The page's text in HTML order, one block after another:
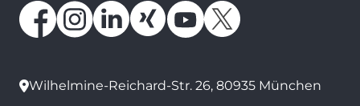
Wilhelmine-Reichard-Str. 26, 80935 München